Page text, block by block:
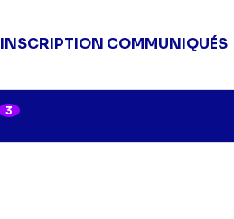
3
INSCRIPTION COMMUNIQUÉS